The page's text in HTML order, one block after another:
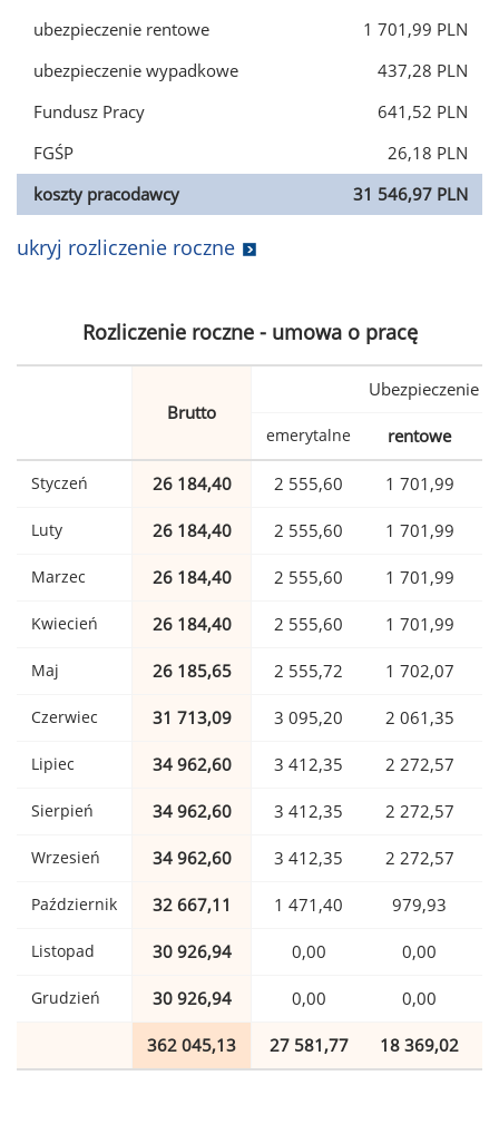
ubezpieczenie rentowe
1 701,99 PLN
ubezpieczenie wypadkowe
437,28 PLN
Fundusz Pracy
641,52 PLN
FGŚP
26,18 PLN
koszty pracodawcy
31 546,97 PLN
ukryj rozliczenie roczne
Rozliczenie roczne - umowa o pracę
Brutto
Ubezpieczenie
emerytalne rentowe
Styczeń 26 184,40 2 555,60 1 701,99
Luty 26 184,40 2 555,60 1 701,99
Marzec 26 184,40 2 555,60 1 701,99
Kwiecień 26 184,40 2 555,60 1 701,99
Maj 26 185,65 2 555,72 1 702,07
Czerwiec 31 713,09 3 095,20 2 061,35
Lipiec 34 962,60 3 412,35 2 272,57
Sierpień 34 962,60 3 412,35 2 272,57
Wrzesień 34 962,60 3 412,35 2 272,57
Październik 32 667,11 1 471,40 979,93
Listopad 30 926,94 0,00 0,00
Grudzień 30 926,94 0,00 0,00
362 045,13 27 581,77 18 369,02